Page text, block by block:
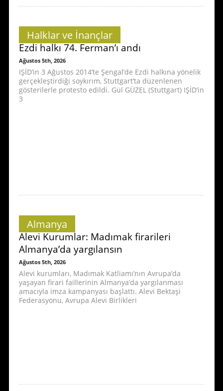
Halklar ve İnançlar
Ezdi halkı 74. Ferman’ı andı
Ağustos 5th, 2026
IŞİD’in 3 Ağustos 2014’te Şengal’de Ezdi halkına yönelik
gerçekleştirdiği soykırım, Stuttgart’ta düzenlenen
gösterilerle protesto edildi. Gül GÜZEL (Stuttgart) IŞİD’in
3
Almanya
Alevi Kurumlar: Madımak firarileri
Almanya’da yargılansın
Ağustos 5th, 2026
Alevi kurumları, Madımak Katliamı’nın Avrupa’da
yaşayan firari faillerinin Almanya’da yargılanması
amacıyla imza kampanyası başlattı. Alevi Bektaşi
Federasyonu, Avrupa Alevi Birlikleri